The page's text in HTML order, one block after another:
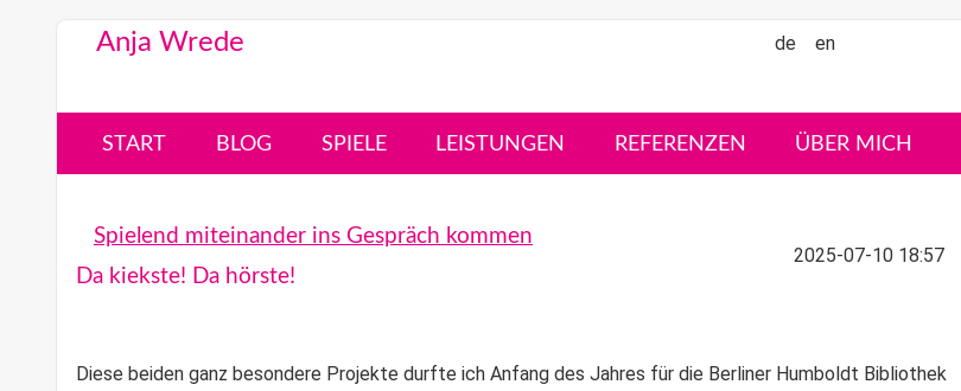
Anja Wrede de en
START BLOG SPIELE LEISTUNGEN REFERENZEN ÜBER MICH
2025-07-10 18:57
Spielend miteinander ins Gespräch kommen
Da kiekste! Da hörste!
Diese beiden ganz besondere Projekte durfte ich Anfang des Jahres für die Berliner Humboldt Bibliothek